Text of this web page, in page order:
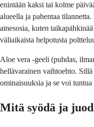
enintään kaksi tai kolme
alueella ja pahentaa
ainesosia, kuten
väliaikaista helpotusta
Aloe vera -geeli (puhdas,
hellävarainen vaihtoehto.
ominaisuuksia ja se voi
Mitä syödä ja